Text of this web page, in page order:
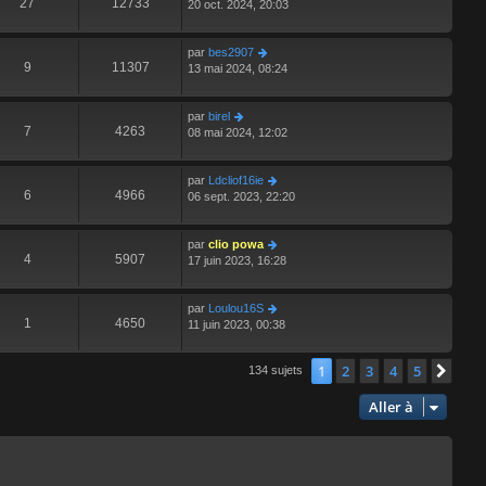
27 12733
20 oct. 2024, 20:03
9 11307
par bes2907
13 mai 2024, 08:24
7 4263
par birel
08 mai 2024, 12:02
6 4966
par Ldcliof16ie
06 sept. 2023, 22:20
4 5907
par clio powa
17 juin 2023, 16:28
1 4650
par Loulou16S
11 juin 2023, 00:38
134 sujets 1 2 3 4 5
Aller à